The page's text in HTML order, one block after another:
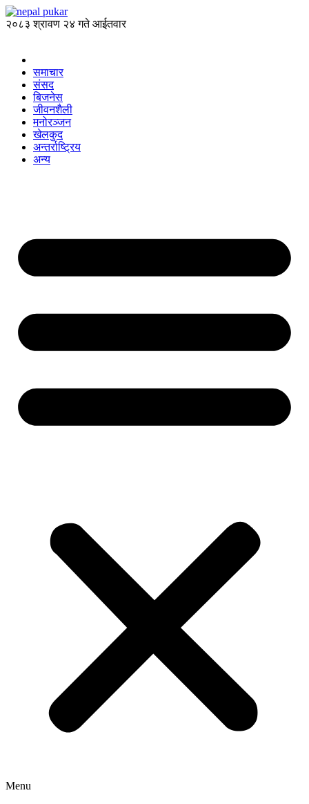
२०८३ श्रावण २४ गते आईतवार
समाचार
संसद
बिजनेस
जीवनशैली
मनोरञ्जन
खेलकुद
अन्तर्राष्ट्रिय
अन्य
Menu